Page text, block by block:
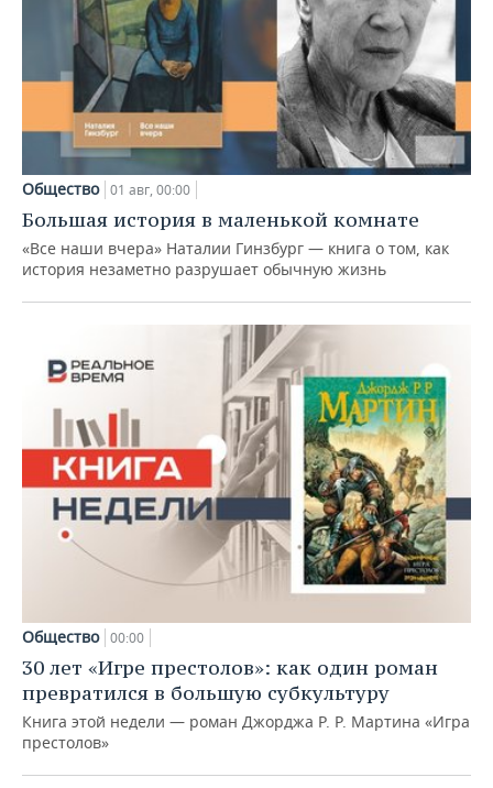
Общество 01 авг, 00:00
Большая история в маленькой комнате
«Все наши вчера» Наталии Гинзбург — книга о том, как
история незаметно разрушает обычную жизнь
Общество 00:00
30 лет «Игре престолов»: как один роман
превратился в большую субкультуру
Книга этой недели — роман Джорджа Р. Р. Мартина «Игра
престолов»